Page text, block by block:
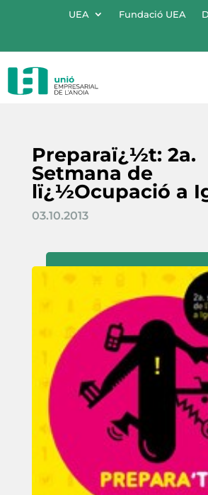
UEA Fundació UEA
Preparaï¿½t: 2a.
Setmana de
lï¿½Ocupació a
03.10.2013